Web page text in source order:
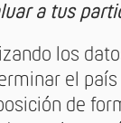
a tus
los
el
de